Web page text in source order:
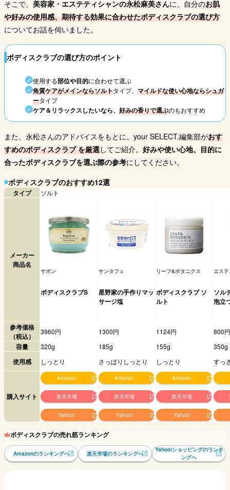
そこで、 美容家・エステティシャンの永松麻美さんに、自分のお肌
や好みの使用感、期待する効果に合わせたボディスクラブの選び方
についてお話を伺いました。
ボディスクラブの選び方のポイント
使用する部位や目的に合わせて選ぶ
角質ケアがメインならソルトタイプ、 マイルドな使い心地ならシュガ
ータイプ
ケア＆リラックスしたいなら、 好みの香りで選ぶのもおすすめ
また、永松さんのアドバイスをもとに、your SELECT.編集部がおす
すめのボディスクラブ を厳選してご紹介。 好みや使い心地、目的に
合ったボディスクラブを選ぶ際の参考にしてください。
ボディスクラブのおすすめ12選
タイプ ソルト
メーカー
商品名
サボン サンタフェ リーフ&ボタニクス エス
ボディスクラブS
星野家の手作りマッ
サージ塩
ボディスクラブ ソ
ルト
ソル
泡立
参考価格
（税込）
3960円 1300円 1124円 800円
容量 320g 185g 155g 350g
使用感 しっとり さっぱりしっとり しっとり すっ
購入サイト
Amazon
楽天市場
Yahoo!
Amazon
楽天市場
Yahoo!
Amazon
楽天市場
Yahoo!
ボディスクラブの売れ筋ランキング
Amazonのランキングへ 楽天市場のランキングへ
Yahoo!ショッピングのランキ
ングへ